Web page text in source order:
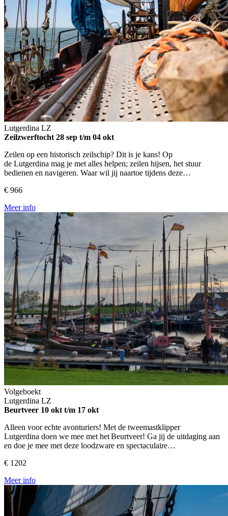
Lutgerdina LZ
Zeilzwerftocht 28 sep t/m 04 okt
Zeilen op een historisch zeilschip? Dit is je kans! Op
de Lutgerdina mag je met alles helpen; zeilen hijsen, het stuur
bedienen en navigeren. Waar wil jij naartoe tijdens deze…
€ 966
Meer info
Volgeboekt
Lutgerdina LZ
Beurtveer 10 okt t/m 17 okt
Alleen voor echte avonturiers! Met de tweemastklipper
Lutgerdina doen we mee met het Beurtveer! Ga jij de uitdaging aan
en doe je mee met deze loodzware en spectaculaire…
€ 1202
Meer info